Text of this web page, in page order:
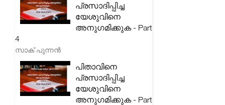
പ്രസാദിപ്പിച്ച
യേശുവിനെ
അനുഗമിക്കുക - Part
4
സാക് പുന്നൻ
പിതാവിനെ
പ്രസാദിപ്പിച്ച
യേശുവിനെ
അനുഗമിക്കുക - Part